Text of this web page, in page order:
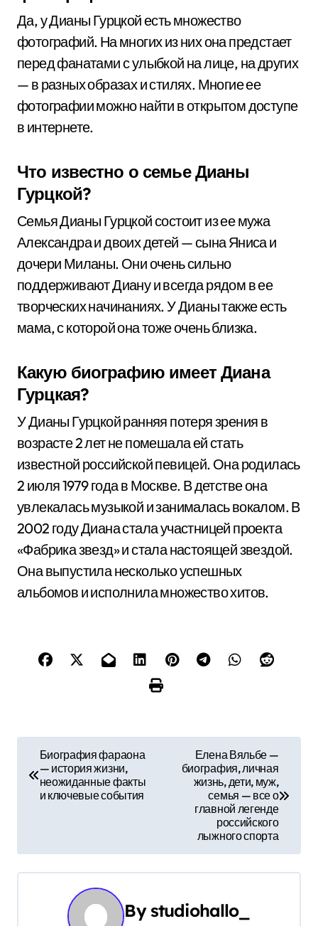
Да, у Дианы Гурцкой есть множество
фотографий. На многих из них она предстает
перед фанатами с улыбкой на лице, на других
— в разных образах и стилях. Многие ее
фотографии можно найти в открытом доступе
в интернете.
Что известно о семье Дианы
Гурцкой?
Семья Дианы Гурцкой состоит из ее мужа
Александра и двоих детей — сына Яниса и
дочери Миланы. Они очень сильно
поддерживают Диану и всегда рядом в ее
творческих начинаниях. У Дианы также есть
мама, с которой она тоже очень близка.
Какую биографию имеет Диана
Гурцкая?
У Дианы Гурцкой ранняя потеря зрения в
возрасте 2 лет не помешала ей стать
известной российской певицей. Она родилась
2 июля 1979 года в Москве. В детстве она
увлекалась музыкой и занималась вокалом. В
2002 году Диана стала участницей проекта
«Фабрика звезд» и стала настоящей звездой.
Она выпустила несколько успешных
альбомов и исполнила множество хитов.
г
Биография фараона
— история жизни,
неожиданные факты
и ключевые события
Елена Вяльбе —
биография, личная
жизнь, дети, муж,
семья — все о
главной легенде
российского
лыжного спорта
By studiohallo_